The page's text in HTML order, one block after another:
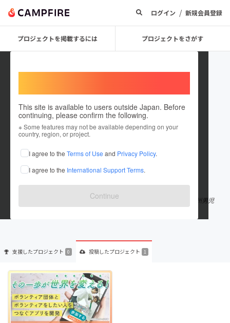
ログイン / 新規会員登録
プロジェクトを掲載するには プロジェクトをさがす
This site is available to users outside Japan. Before
continuing, please confirm the following.
※ Some features may not be available depending on your
country, region, or project.
I agree to the Terms of Use and Privacy Policy.
I agree to the International Support Terms.
Continue
Machu_19
これまでに1件のプロジェクトを投稿しています
在住国：日本 現在地：神奈川県
出身国：日本 出身地：福岡県
松尾と申します！ 超がつくほどのプラス思考で動物が大好きな九州男児
です！ 世界平和のために私の人生をかけて邁進していきます！
支援したプロジェクト 0 投稿したプロジェクト 1